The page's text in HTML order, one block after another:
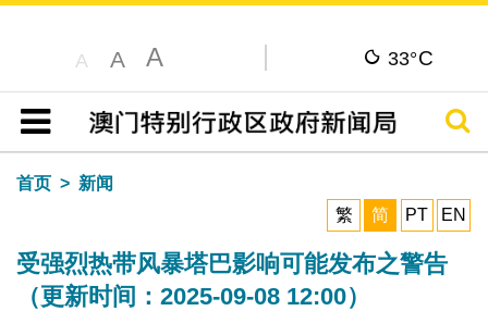
A A A 33°C
目录
搜寻
首页
新闻
繁
简 PT EN
受强烈热带风暴塔巴影响可能发布之警告
（更新时间：2025-09-08 12:00）